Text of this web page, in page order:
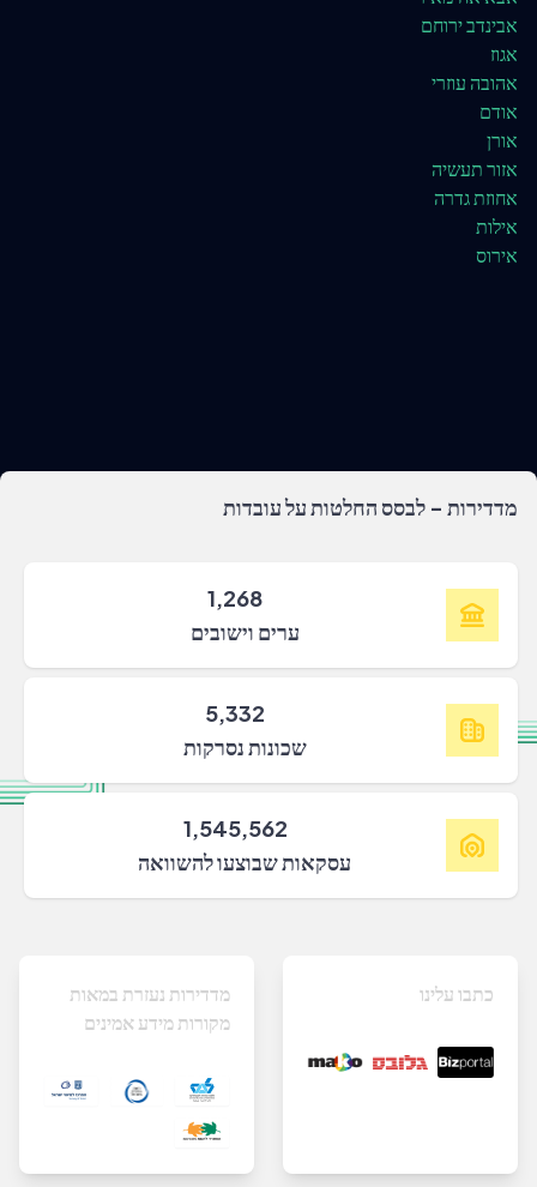
אבינדב ירוחם
אגוז
אהובה עוזרי
אודם
אורן
אזור תעשיה
אחוזת גדרה
אילות
אירוס
מדדירות - לבסס החלטות על עובדות
1,268
ערים וישובים
5,332
שכונות נסרקות
1,545,562
עסקאות שבוצעו להשוואה
מדדירות נעזרת במאות
מקורות מידע אמינים
כתבו עלינו